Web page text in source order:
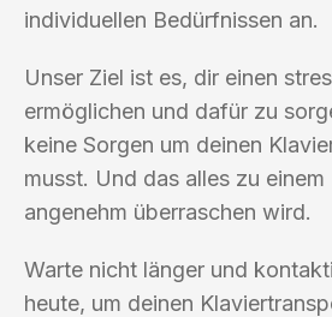
individuellen Bedürfnissen an.
Unser Ziel ist es, dir einen
ermöglichen und dafür zu
keine Sorgen um deinen
musst. Und das alles zu
angenehm überraschen wird.
Warte nicht länger und
heute, um deinen